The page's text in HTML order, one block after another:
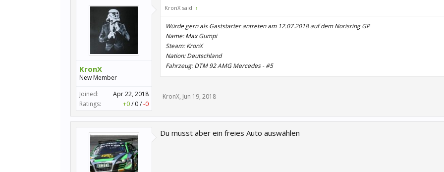
KronX
New Member
Joined:
Apr 22, 2018
Ratings:
+0/ 0/-0
KronX said: ↑
Würde gern als Gaststarter antreten am 12.07.2018 auf dem Norisring GP
Name: Max Gumpi
Steam: KronX
Nation: Deutschland
Fahrzeug: DTM 92 AMG Mercedes - #5
KronX, Jun 19, 2018
Du musst aber ein freies Auto auswählen